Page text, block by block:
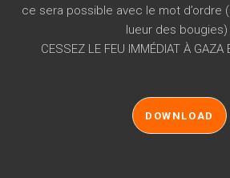
ce sera possible avec le mot d’ordre
lueur des bougies)
CESSEZ LE FEU IMMÉDIAT À GAZA
DOWNLOAD